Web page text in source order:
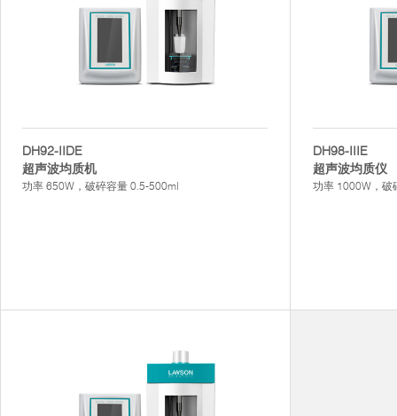
DH92-IIDE
超声波均质机
功率 650W，破碎容量 0.5-500ml
DH98-IIIE
超声波均质仪
功率 1000W，破